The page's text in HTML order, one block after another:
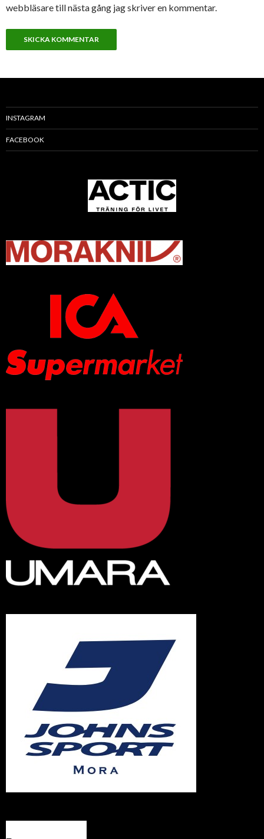
webbläsare till nästa gång jag skriver en kommentar.
INSTAGRAM
FACEBOOK